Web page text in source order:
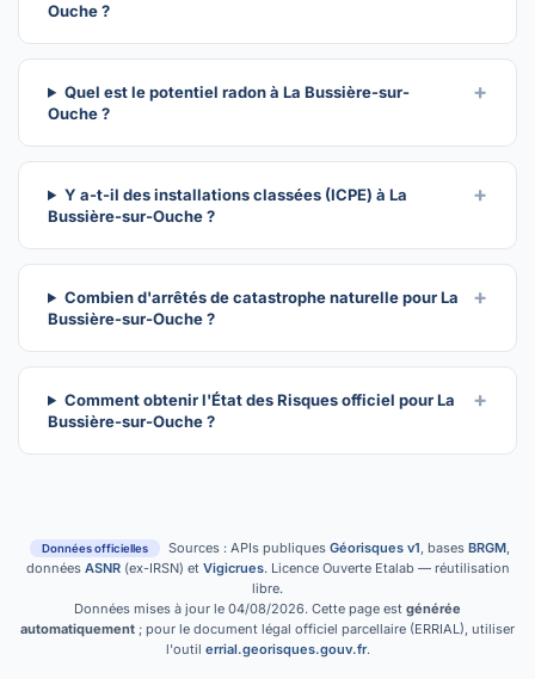
Ouche ?
Quel est le potentiel radon à La Bussière-sur-
Ouche ?
Y a-t-il des installations classées (ICPE) à La
Bussière-sur-Ouche ?
Combien d'arrêtés de catastrophe naturelle pour La
Bussière-sur-Ouche ?
Comment obtenir l'État des Risques officiel pour La
Bussière-sur-Ouche ?
Données officielles Sources : APIs publiques Géorisques v1, bases BRGM,
données ASNR(ex-IRSN) et Vigicrues. Licence Ouverte Etalab — réutilisation
libre.
Données mises à jour le 04/08/2026. Cette page est générée
automatiquement ; pour le document légal officiel parcellaire (ERRIAL), utiliser
l'outil errial.georisques.gouv.fr.